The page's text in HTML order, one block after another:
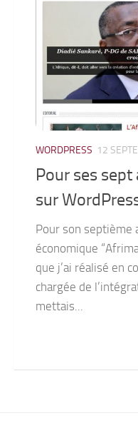
WORDPRESS 12
Pour ses sept
sur
Pour son septième
économique
que j’ai réalisé en
chargée de
mettais...